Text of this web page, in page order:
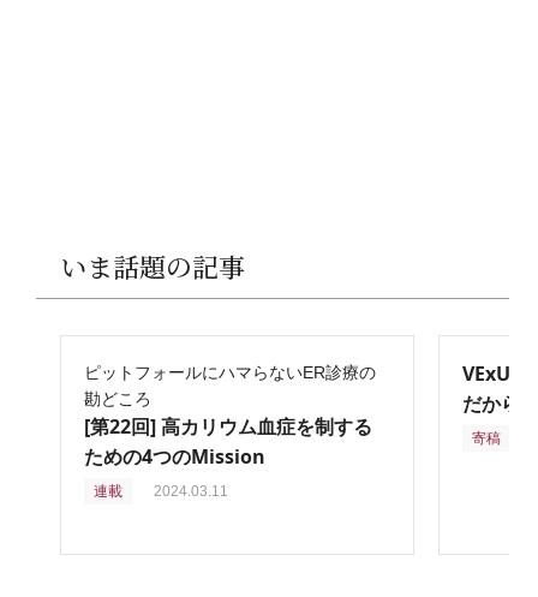
いま話題の記事
ピットフォールにハマらないER診療の
勘どころ
[第22回] 高カリウム血症を制する
ための4つのMission
連載 2024.03.11
VExUS
だから
寄稿